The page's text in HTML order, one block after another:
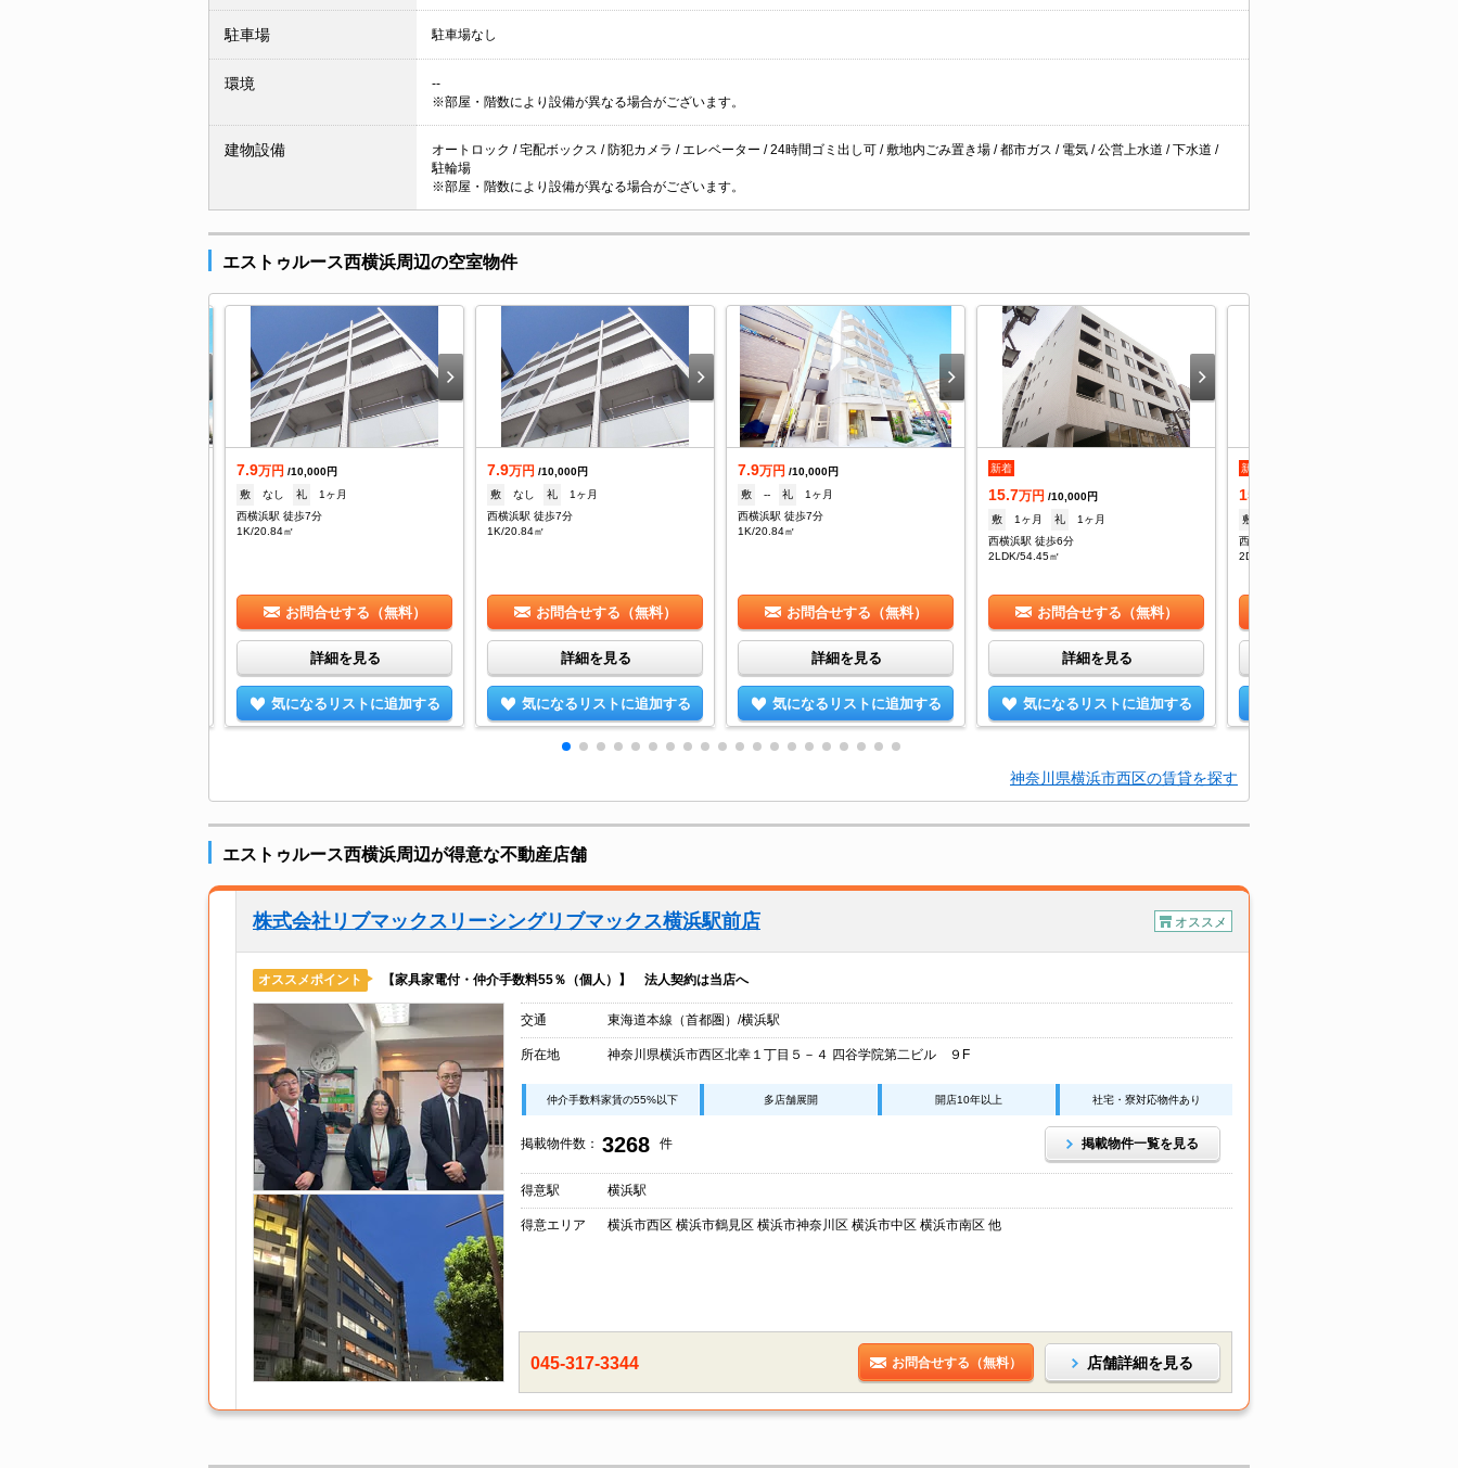
駐車場 駐車場なし
環境
--
※部屋・階数により設備が異なる場合がございます。
建物設備
オートロック / 宅配ボックス / 防犯カメラ / エレベーター / 24時間ゴミ出し可 / 敷地内ごみ置き場 / 都市ガス / 電気 / 公営上水道 / 下水道 /
駐輪場
※部屋・階数により設備が異なる場合がございます。
エストゥルース西横浜周辺の空室物件
7.9万円 /10,000円
敷
なし 礼
1ヶ月
西横浜駅 徒歩7分
1K/20.84㎡
お問合せする（無料）
詳細を見る
気になるリストに追加する
7.9万円 /10,000円
敷
なし 礼
1ヶ月
西横浜駅 徒歩7分
1K/20.84㎡
お問合せする（無料）
詳細を見る
気になるリストに追加する
7.9万円 /10,000円
敷
-- 礼
1ヶ月
西横浜駅 徒歩7分
1K/20.84㎡
お問合せする（無料）
詳細を見る
気になるリストに追加する
新着
15.7万円 /10,000円
敷
1ヶ月 礼
1ヶ月
西横浜駅 徒歩6分
2LDK/54.45㎡
お問合せする（無料）
詳細を見る
気になるリストに追加する
新着
15.8
敷
西横浜駅 徒歩6分
2DK/54.45㎡
神奈川県横浜市西区の賃貸を探す
エストゥルース西横浜周辺が得意な不動産店舗
株式会社リブマックスリーシングリブマックス横浜駅前店 オススメ
オススメポイント 【家具家電付・仲介手数料55％（個人）】 法人契約は当店へ
交通 東海道本線（首都圏）/横浜駅
所在地 神奈川県横浜市西区北幸１丁目５－４ 四谷学院第二ビル ９F
仲介手数料家賃の55%以下 多店舗展開 開店10年以上 社宅・寮対応物件あり
掲載物件数： 3268 件 掲載物件一覧を見る
得意駅 横浜駅
得意エリア 横浜市西区 横浜市鶴見区 横浜市神奈川区 横浜市中区 横浜市南区 他
045-317-3344 お問合せする（無料） 店舗詳細を見る